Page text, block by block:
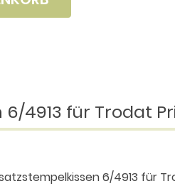
4913 für Trodat
6/4913 für